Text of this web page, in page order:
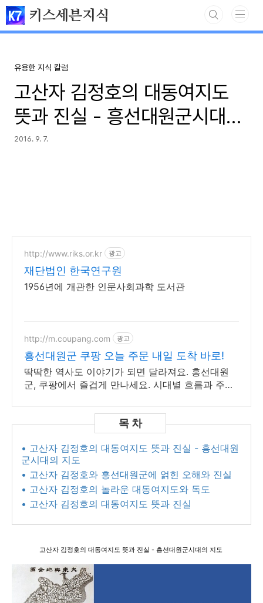
본문 바로가기
키스세븐지식
유용한 지식 칼럼
고산자 김정호의 대동여지도
뜻과 진실 - 흥선대원군시대의
지도
2016. 9. 7.
http://www.riks.or.kr 광고
재단법인 한국연구원
1956년에 개관한 인문사회과학 도서관
http://m.coupang.com 광고
흥선대원군 쿠팡 오늘 주문 내일 도착 바로!
딱딱한 역사도 이야기가 되면 달라져요. 흥선대원
군, 쿠팡에서 즐겁게 만나세요. 시대별 흐름과 주요
• 고산자 김정호의 대동여지도 뜻과 진실 - 흥선대원
군시대의 지도
• 고산자 김정호와 흥선대원군에 얽힌 오해와 진실
• 고산자 김정호의 놀라운 대동여지도와 독도
• 고산자 김정호의 대동여지도 뜻과 진실
고산자 김정호의 대동여지도 뜻과 진실 - 흥선대원군시대의 지도